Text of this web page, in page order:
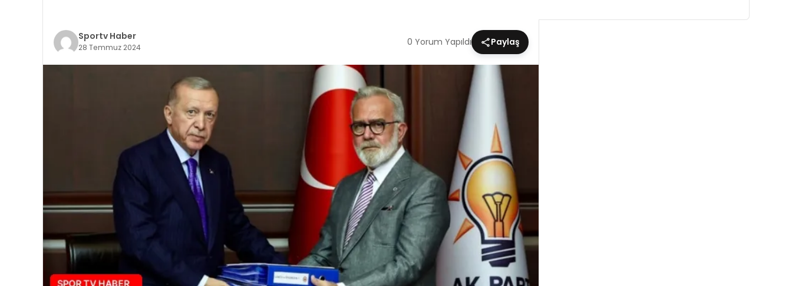
Sportv Haber
28 Temmuz 2024 0 Yorum Yapıldı Paylaş